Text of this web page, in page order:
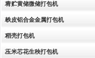
青贮黄储微储打包机
铁皮铝合金金属打包机
稻壳打包机
玉米芯花生秧打包机